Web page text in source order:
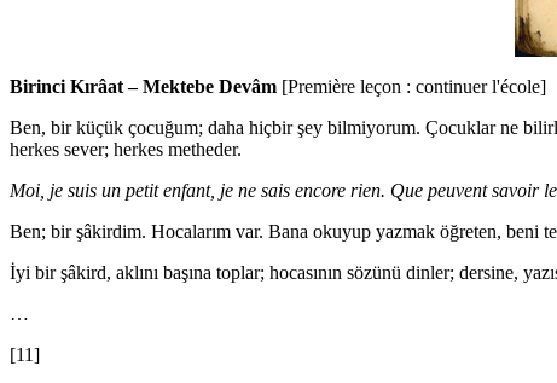
Birinci Kırâat – Mektebe Devâm [Première leçon : continuer l'école]
Ben, bir küçük çocuğum; daha hiçbir şey bilmiyorum. Çocuklar ne
herkes sever; herkes metheder.
Moi, je suis un petit enfant, je ne sais encore rien. Que peuvent savoir
Ben; bir şâkirdim. Hocalarım var. Bana okuyup yazmak öğreten, beni
İyi bir şâkird, aklını başına toplar; hocasının sözünü dinler; dersine,
…
[11]